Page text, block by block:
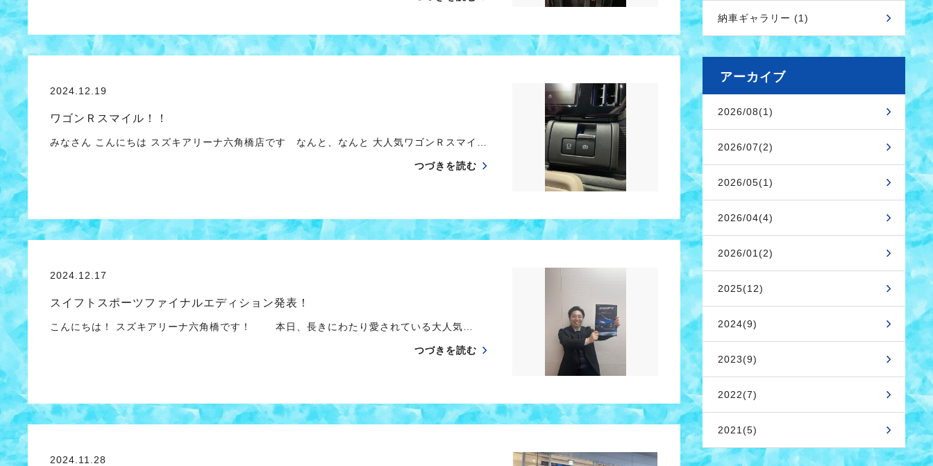
2024.12.19
ワゴンＲスマイル！！
みなさん こんにちは スズキアリーナ六角橋店です なんと、なんと 大人気ワゴンＲスマイ…
つづきを読む
2024.12.17
スイフトスポーツファイナルエディション発表！
こんにちは！ スズキアリーナ六角橋です！ 本日、長きにわたり愛されている大人気…
つづきを読む
2024.11.28
納車ギャラリー (1)
アーカイブ
2026/08(1)
2026/07(2)
2026/05(1)
2026/04(4)
2026/01(2)
2025(12)
2024(9)
2023(9)
2022(7)
2021(5)